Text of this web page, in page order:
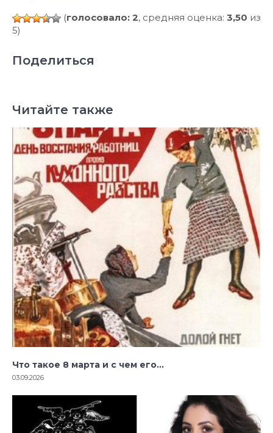
(голосовало: 2, средняя оценка: 3,50 из
5)
Поделиться
Читайте также
Что такое 8 марта и с чем его…
03.09.2026